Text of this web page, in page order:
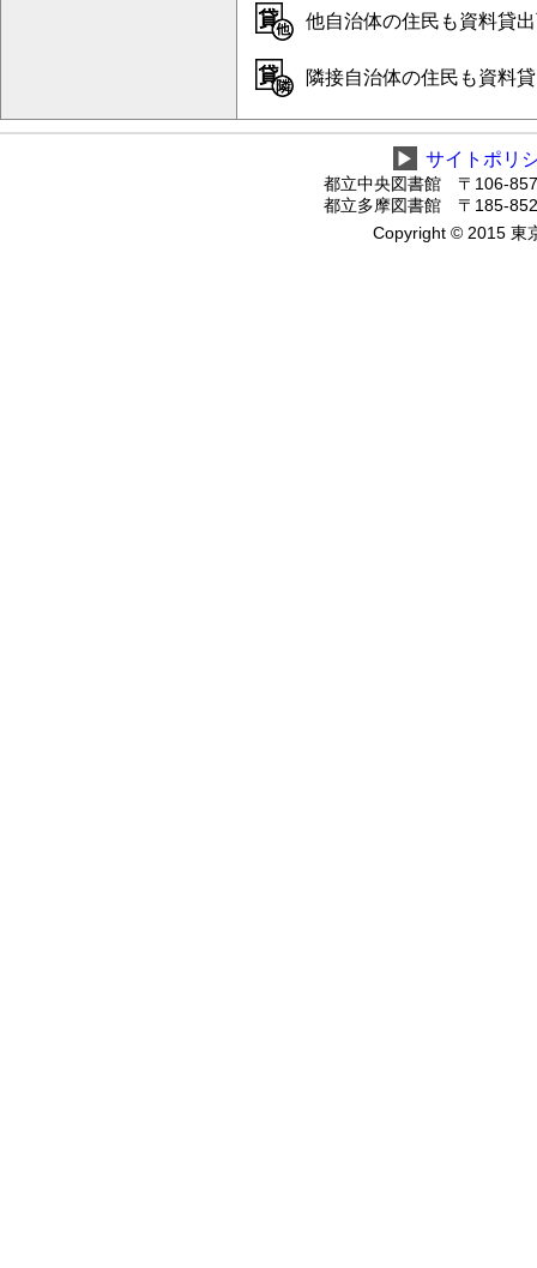
他自治体の住民も資料貸
隣接自治体の住民も資料
▶ サイトポリ
都立中央図書館 〒106-
都立多摩図書館 〒185-
Copyright © 2015 東